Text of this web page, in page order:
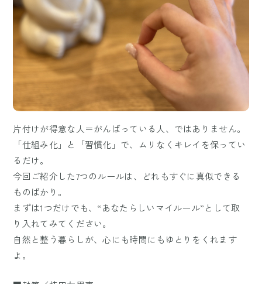
片付けが得意な人＝がんばっている人、ではありません。
「仕組み化」と「習慣化」で、ムリなくキレイを保ってい
るだけ。
今回ご紹介した7つのルールは、どれもすぐに真似できる
ものばかり。
まずは1つだけでも、“あなたらしいマイルール”として取
り入れてみてください。
自然と整う暮らしが、心にも時間にもゆとりをくれます
よ。